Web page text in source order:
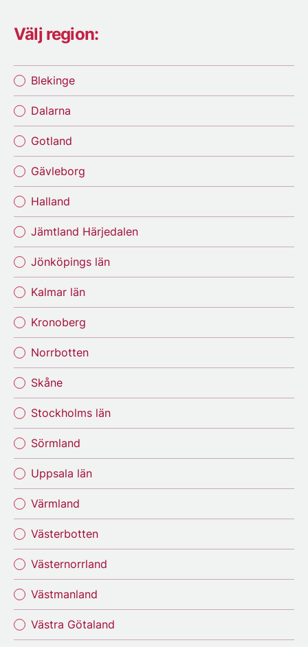
Välj region:
Blekinge
Dalarna
Gotland
Gävleborg
Halland
Jämtland Härjedalen
Jönköpings län
Kalmar län
Kronoberg
Norrbotten
Skåne
Stockholms län
Sörmland
Uppsala län
Värmland
Västerbotten
Västernorrland
Västmanland
Västra Götaland